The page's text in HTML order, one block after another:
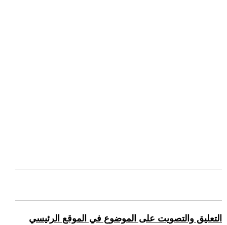
التعليق والتصويت على الموضوع في الموقع الرئيسي